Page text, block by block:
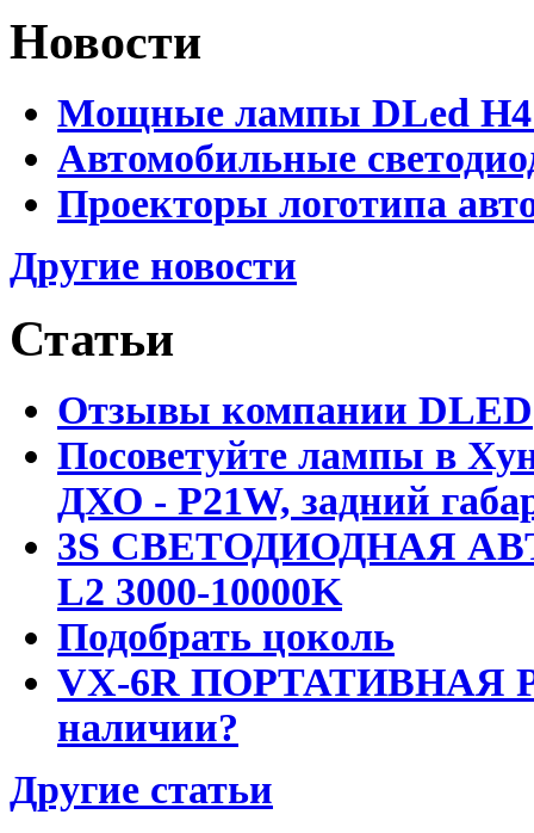
Новости
Мощные лампы DLed H4
Автомобильные
Проекторы логотипа
Другие новости
Статьи
Отзывы компании DLED
Посоветуйте лампы в
ДХО - P21W, задний
3S СВЕТОДИОДНАЯ
L2 3000-10000K
Подобрать цоколь
VX-6R ПОРТАТИВНАЯ
наличии?
Другие статьи